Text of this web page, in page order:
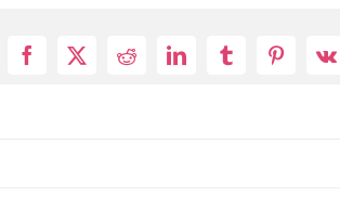
Facebook
X RedditLinkedInTumblrPinterest
Vk